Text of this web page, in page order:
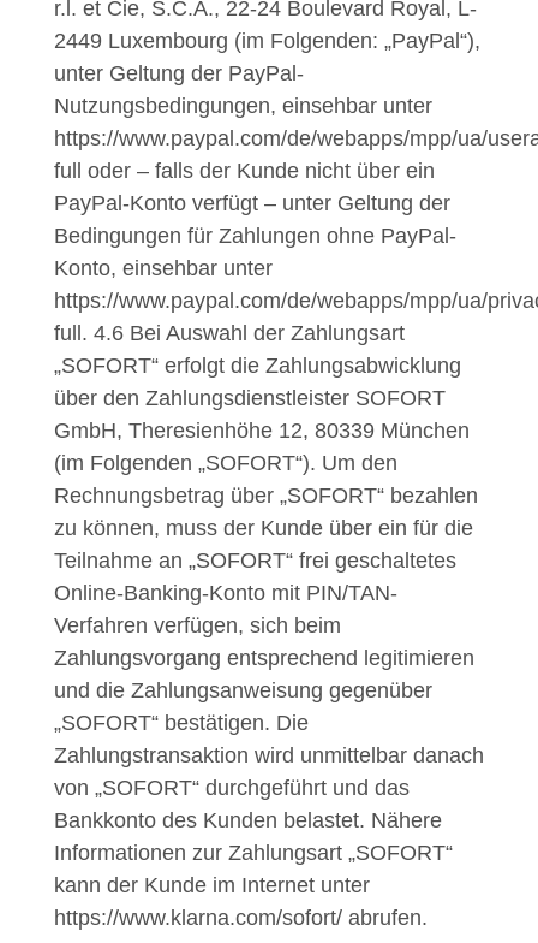
r.l. et Cie, S.C.A., 22-24 Boulevard Royal, L-
2449 Luxembourg (im Folgenden: „PayPal“),
unter Geltung der PayPal-
Nutzungsbedingungen, einsehbar unter
https://www.paypal.com/de/webapps/mpp/ua/
full oder – falls der Kunde nicht über ein
PayPal-Konto verfügt – unter Geltung der
Bedingungen für Zahlungen ohne PayPal-
Konto, einsehbar unter
https://www.paypal.com/de/webapps/mpp/ua/
full. 4.6Bei Auswahl der Zahlungsart
„SOFORT“ erfolgt die Zahlungsabwicklung
über den Zahlungsdienstleister SOFORT
GmbH, Theresienhöhe 12, 80339 München
(im Folgenden „SOFORT“). Um den
Rechnungsbetrag über „SOFORT“ bezahlen
zu können, muss der Kunde über ein für die
Teilnahme an „SOFORT“ frei geschaltetes
Online-Banking-Konto mit PIN/TAN-
Verfahren verfügen, sich beim
Zahlungsvorgang entsprechend legitimieren
und die Zahlungsanweisung gegenüber
„SOFORT“ bestätigen. Die
Zahlungstransaktion wird unmittelbar danach
von „SOFORT“ durchgeführt und das
Bankkonto des Kunden belastet. Nähere
Informationen zur Zahlungsart „SOFORT“
kann der Kunde im Internet unter
https://www.klarna.com/sofort/ abrufen.